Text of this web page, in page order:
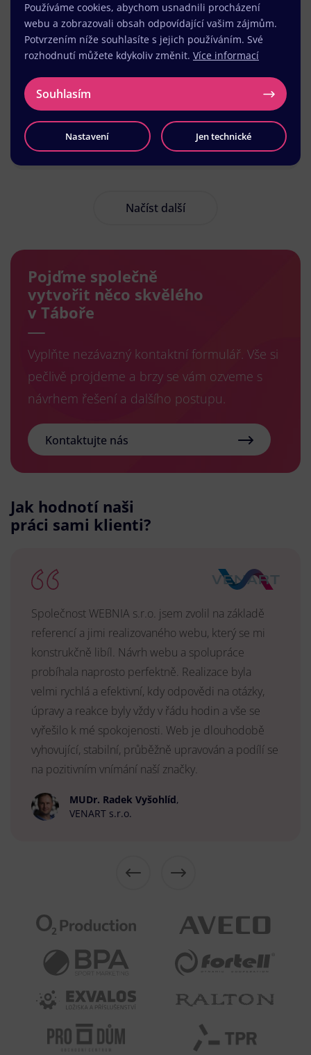
Načíst další
Pojďme společně
vytvořit něco skvělého
v Táboře
Vyplňte nezávazný kontaktní formulář. Vše si
pečlivě projdeme a brzy se vám ozveme s
návrhem řešení a dalšího postupu.
Kontaktujte nás
Jak hodnotí naši
práci sami klienti?
Společnost WEBNIA s.r.o. jsem zvolil na základě
referencí a jimi realizovaného webu, který se mi
konstrukčně libíl. Návrh webu a spolupráce
probíhala naprosto perfektně. Realizace byla
velmi rychlá a efektivní, kdy odpovědi na otázky,
úpravy a reakce byly vždy v řádu hodin a vše se
vyřešilo k mé spokojenosti. Web je dlouhodobě
vyhovující, stabilní, průběžně upravován a podílí se
na pozitivním vnímání naší značky.
MUDr. Radek Vyšohlíd,
VENART s.r.o.
Používáme cookies, abychom usnadnili procházení
webu a zobrazovali obsah odpovídající vašim zájmům.
Potvrzením níže souhlasíte s jejich používáním. Své
rozhodnutí můžete kdykoliv změnit. Více informací
Souhlasím
Nastavení Jen technické